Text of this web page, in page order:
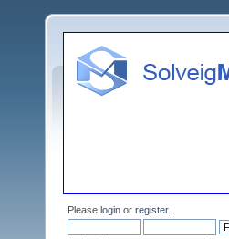
Please login or register.